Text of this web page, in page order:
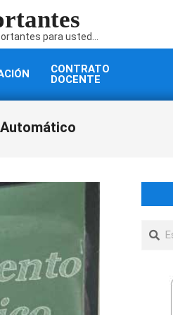
para usted...
CONTRATO
DOCENTE
Buscar